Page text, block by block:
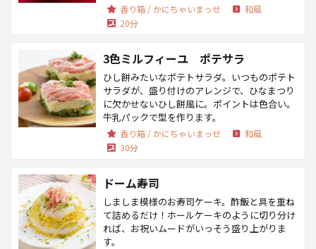
香り箱 / かにちゃいまっせ
和風
20分
3色ミルフィーユ ポテサラ
ひし餅みたいなポテトサラダ。いつものポテト
サラダが、盛り付けのアレンジで、ひなまつり
に欠かせないひし餅風に。ポイントは色合い。
牛乳パックで型を作ります。
香り箱 / かにちゃいまっせ
和風
30分
ドーム寿司
しましま模様のお寿司ケーキ。酢飯と具を重ね
て詰めるだけ！ホールケーキのように切り分け
れば、お祝いムードがいっそう盛り上がりま
す。